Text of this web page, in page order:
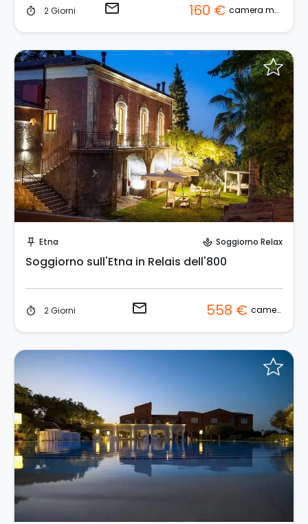
timer 2 Giorni email 160 € camera matrimoniale
push_pin Etna spa Soggiorno Relax
Soggiorno sull'Etna in Relais dell'800
timer 2 Giorni email 558 € camera